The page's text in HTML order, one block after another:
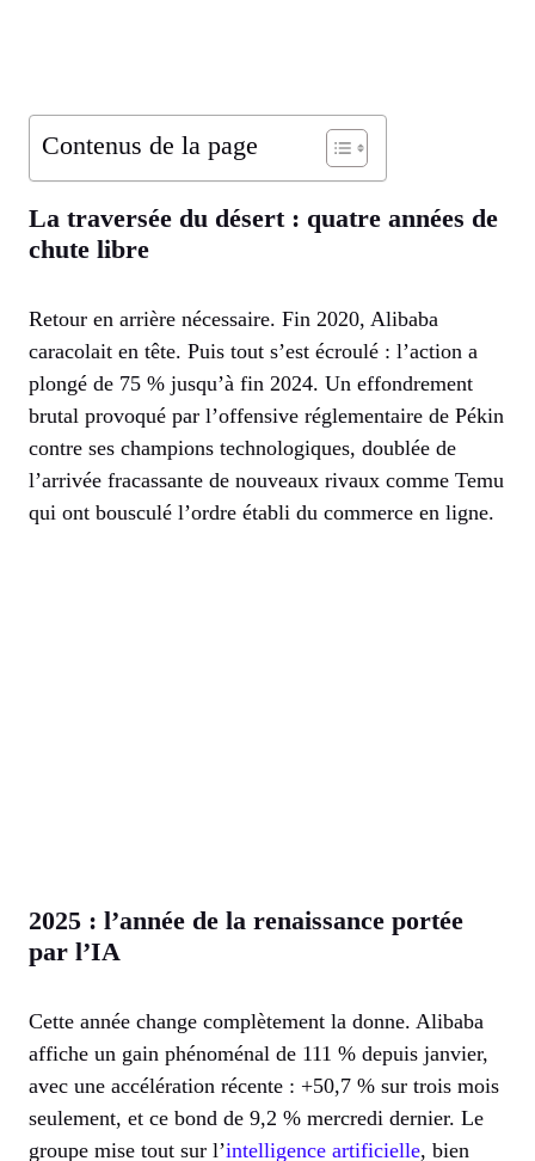
Contenus de la page
La traversée du désert : quatre années de
chute libre
Retour en arrière nécessaire. Fin 2020, Alibaba
caracolait en tête. Puis tout s’est écroulé : l’action a
plongé de 75 % jusqu’à fin 2024. Un effondrement
brutal provoqué par l’offensive réglementaire de Pékin
contre ses champions technologiques, doublée de
l’arrivée fracassante de nouveaux rivaux comme Temu
qui ont bousculé l’ordre établi du commerce en ligne.
2025 : l’année de la renaissance portée
par l’IA
Cette année change complètement la donne. Alibaba
affiche un gain phénoménal de 111 % depuis janvier,
avec une accélération récente : +50,7 % sur trois mois
seulement, et ce bond de 9,2 % mercredi dernier. Le
groupe mise tout sur l’intelligence artificielle, bien